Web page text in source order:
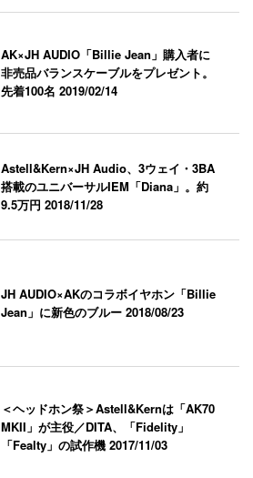
AK×JH AUDIO「Billie Jean」購入者に
非売品バランスケーブルをプレゼント。
先着100名2019/02/14
Astell&Kern×JH Audio、3ウェイ・3BA
搭載のユニバーサルIEM「Diana」。約
9.5万円2018/11/28
JH AUDIO×AKのコラボイヤホン「Billie
Jean」に新色のブルー2018/08/23
＜ヘッドホン祭＞Astell&Kernは「AK70
MKII」が主役／DITA、「Fidelity」
「Fealty」の試作機2017/11/03